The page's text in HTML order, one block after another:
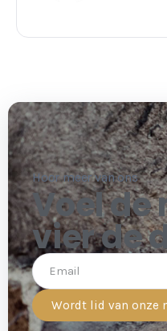
Hoor meer van ons
Voel de
vier de
Wordt lid van onze